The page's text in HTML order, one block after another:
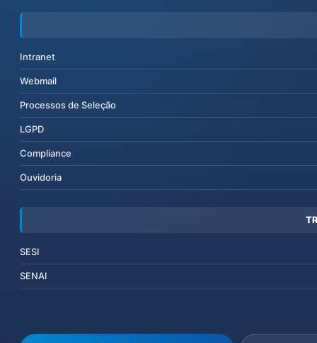
Intranet
Webmail
Processos de Seleção
LGPD
Compliance
Ouvidoria
SESI
SENAI